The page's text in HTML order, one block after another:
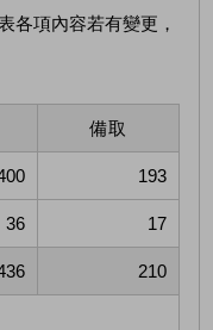
各項內容若有變更，
備取
193
36 17
210